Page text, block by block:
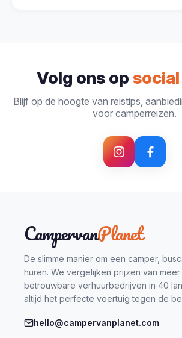
‘Partnerschap / Samenwerking’ in
contactformulier hierboven.
Volg ons op
Blijf op de hoogte van reistips,
voor camperreizen.
CampervanPlanet
De slimme manier om een camper,
huren. We vergelijken prijzen van meer
betrouwbare verhuurbedrijven in 40
altijd het perfecte voertuig tegen de
hello@campervanplanet.com